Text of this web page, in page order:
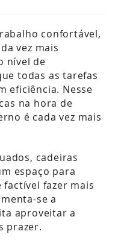
confortável,
vez mais
nível de
todas as tarefas
eficiência. Nesse
na hora de
é cada vez mais
cadeiras
espaço para
factível fazer mais
se a
aproveitar a
prazer.